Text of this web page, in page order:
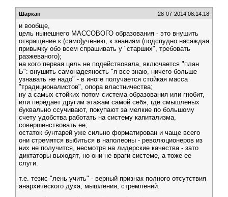
Шаркан 28-07-2014 08:14:18
и вообще,
цель нынешнего МАССОВОГО образования - это внушить
отвращение к (само)учению, к знаниям (подспудно насаждая
привычку обо всем спрашивать у "старших", требовать
разжеваного);
на кого первая цель не подействовала, включается "план
Б": внушить самонадеяность "я все знаю, ничего больше
узнавать не надо" - в иноге получается стойкая масса
"традиционалистов", опора властничества;
ну а самых стойких потом система образования или гнобит,
или передает другим этажам самой себя, где смышленых
буквально ссучивают, покупают за мелкие по большому
счету удобства работать на систему капитализма,
совершенствовать ее;
остаток бунтарей уже сильно форматирован и чаще всего
они стремятся выбиться в наполеоны - революционеров из
них не получится, несмотря на лидерские качества - зато
диктаторы выходят, но они не враги системе, а тоже ее
слуги.
т.е. тезис "лень учить" - верный признак полного отсутствия
анархического духа, мышления, стремлений.